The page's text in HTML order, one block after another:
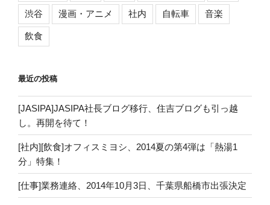
渋谷 漫画・アニメ 社内 自転車 音楽
飲食
最近の投稿
[JASIPA]JASIPA社長ブログ移行、住吉ブログも引っ越
し。再開を待て！
[社内][飲食]オフィスミヨシ、2014夏の第4弾は「熱湯1
分」特集！
[仕事]業務連絡、2014年10月3日、千葉県船橋市出張決定